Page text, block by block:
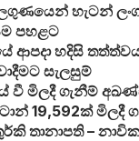
හැටන්
පහළට
ආපදා හදිසි
සැලසුම්
මිලදී ගැනීම්
19,592ක් මිලදී
තානාපති –